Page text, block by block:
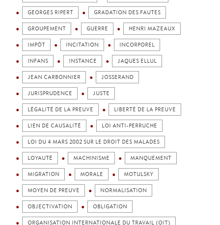
GEORGES RIPERT GRADATION DES FAUTES
GROUPEMENT GUERRE HENRI MAZEAUX
IMPÔT INCITATION INCORPOREL
INFANS INSTANCE JAQUES ELLUL
JEAN CARBONNIER JOSSERAND
JURISPRUDENCE JUSTE
LÉGALITÉ DE LA PREUVE LIBERTÉ DE LA PREUVE
LIEN DE CAUSALITÉ LOI ANTI-PERRUCHE
LOI DU 4 MARS 2002 SUR LE DROIT DES MALADES
LOYAUTÉ MACHINISME MANQUEMENT
MIGRATION MORALE MOTULSKY
MOYEN DE PREUVE NORMALISATION
OBJECTIVATION OBLIGATION
ORGANISATION INTERNATIONALE DU TRAVAIL (OIT)